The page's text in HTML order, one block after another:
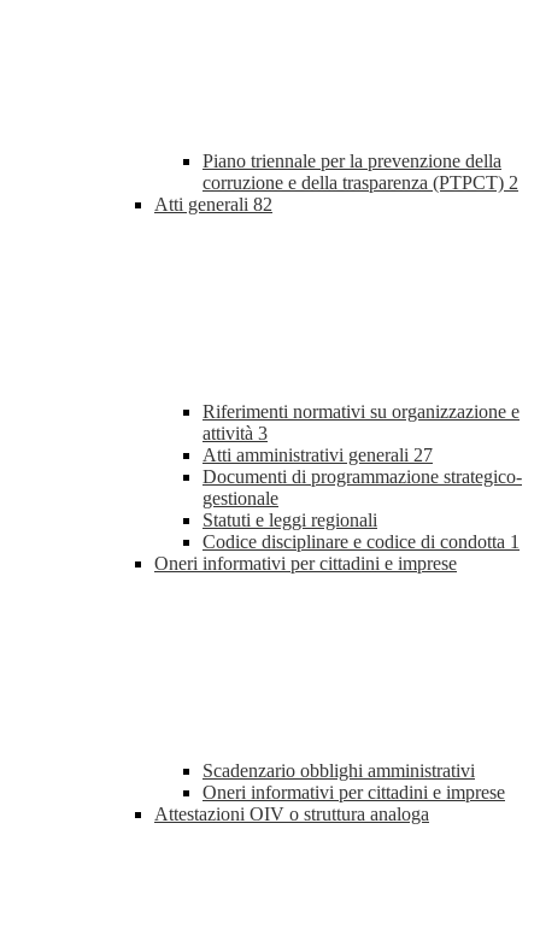
Piano triennale per la prevenzione della
corruzione e della trasparenza (PTPCT) 2
Atti generali 82
Riferimenti normativi su organizzazione e
attività 3
Atti amministrativi generali 27
Documenti di programmazione strategico-
gestionale
Statuti e leggi regionali
Codice disciplinare e codice di condotta 1
Oneri informativi per cittadini e imprese
Scadenzario obblighi amministrativi
Oneri informativi per cittadini e imprese
Attestazioni OIV o struttura analoga